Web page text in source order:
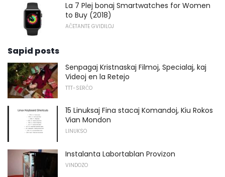
La 7 Plej bonaj Smartwatches for Women
to Buy (2018)
AĈETANTE GVIDILOJ
Sapid posts
Senpagaj Kristnaskaj Filmoj, Specialaj, kaj
Videoj en la Retejo
TTT-SERĈO
15 Linuksaj Fina stacaj Komandoj, Kiu Rokos
Vian Mondon
LINUKSO
Instalanta Labortablan Provizon
VINDOZO